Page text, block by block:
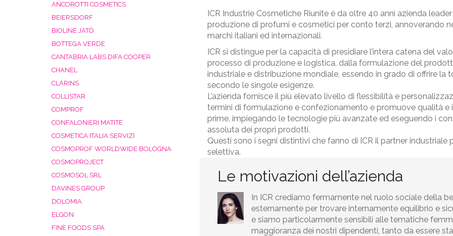
ICR Industrie Cosmetiche Riunite è da oltre 40 anni azienda
produzione di profumi e cosmetici per conto terzi, annoverando
marchi italiani ed internazionali.
ICR si distingue per la capacità di presidiare l’intera catena del
processo di produzione e logistica, dalla formulazione del
industriale e distribuzione mondiale, essendo in grado di offrire
secondo le singole esigenze.
L’azienda fornisce il più elevato livello di flessibilità e
termini di formulazione e confezionamento e promuove qualità
prime, impiegando le tecnologie più avanzate ed eseguendo i
assoluta dei propri prodotti.
Questi sono i segni distintivi che fanno di ICR il partner
selettiva.
Le motivazioni dell’azienda
In ICR crediamo fermamente nel ruolo sociale della
esternamente per trovare internamente equilibrio e
e siamo particolarmente sensibili alle tematiche
maggioranza dei nostri dipendenti, tanto da essere
ANCOROTTI COSMETICS
BEIERSDORF
BIOLINE JATÒ
BOTTEGA VERDE
CANTABRIA LABS DIFA COOPER
CHANEL
CLARINS
COLLISTAR
COMPROF
CONFALONIERI MATITE
COSMETICA ITALIA SERVIZI
COSMOPROF WORLDWIDE BOLOGNA
COSMOPROJECT
COSMOSOL SRL
DAVINES GROUP
DOLOMIA
ELGON
FINE FOODS SPA